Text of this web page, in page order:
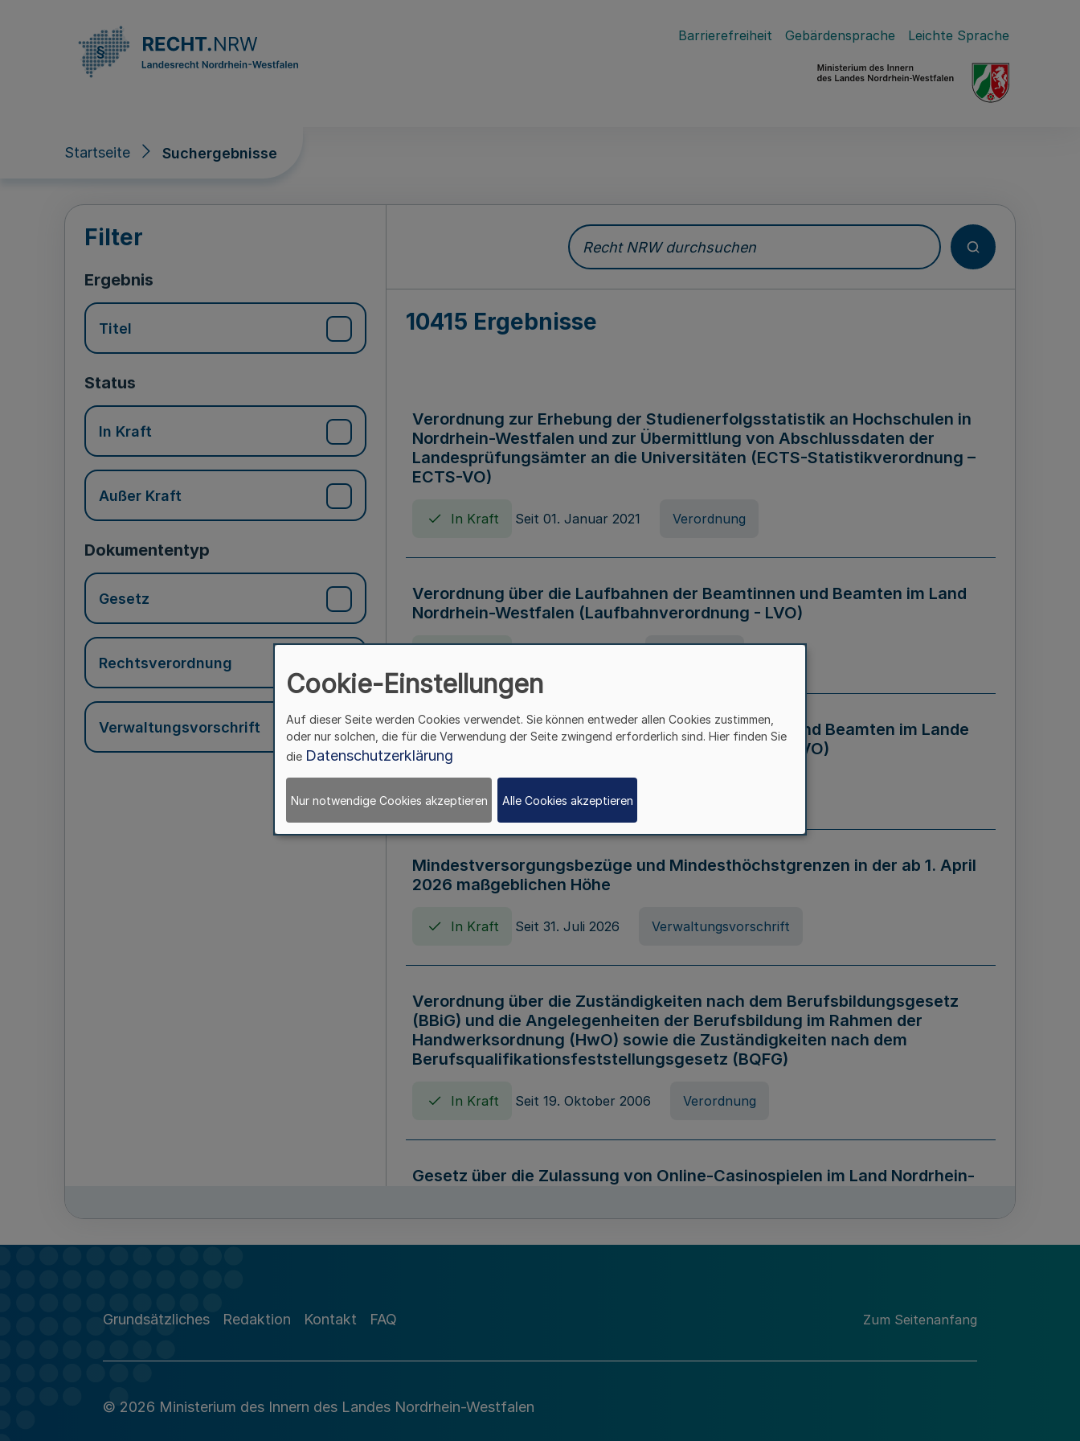
Barrierefreiheit Gebärdensprache Leichte Sprache
Startseite Suchergebnisse
Suchergebnisse
Filter
Ergebnis
Titel
Status
In Kraft
Außer Kraft
Dokumententyp
Gesetz
Rechtsverordnung
Verwaltungsvorschrift
Recht NRW durchsuchen
10415 Ergebnisse
Verordnung zur Erhebung der Studienerfolgsstatistik an Hochschulen in
Nordrhein-Westfalen und zur Übermittlung von Abschlussdaten der
Landesprüfungsämter an die Universitäten (ECTS-Statistikverordnung –
ECTS-VO)
In Kraft Seit 01. Januar 2021 Verordnung
Verordnung über die Laufbahnen der Beamtinnen und Beamten im Land
Nordrhein-Westfalen (Laufbahnverordnung - LVO)
Verordnung über die Arbeitszeit der Beamtinnen und Beamten im Lande
Nordrhein-Westfalen (Arbeitszeitverordnung - AZVO)
Mindestversorgungsbezüge und Mindesthöchstgrenzen in der ab 1. April
2026 maßgeblichen Höhe
In Kraft Seit 31. Juli 2026 Verwaltungsvorschrift
Verordnung über die Zuständigkeiten nach dem Berufsbildungsgesetz
(BBiG) und die Angelegenheiten der Berufsbildung im Rahmen der
Handwerksordnung (HwO) sowie die Zuständigkeiten nach dem
Berufsqualifikationsfeststellungsgesetz (BQFG)
In Kraft Seit 19. Oktober 2006 Verordnung
Gesetz über die Zulassung von Online-Casinospielen im Land Nordrhein-
Gesetz über die Anbietung und Archivierung von Unterlagen sowie über
die Sicherung und Nutzung öffentlichen Archivguts im Lande Nordrhein-
Grundsätzliches Redaktion Kontakt FAQ Zum Seitenanfang
© 2026 Ministerium des Innern des Landes Nordrhein-Westfalen
Cookie-Einstellungen
Auf dieser Seite werden Cookies verwendet. Sie können entweder allen Cookies zustimmen,
oder nur solchen, die für die Verwendung der Seite zwingend erforderlich sind. Hier finden Sie
die Datenschutzerklärung
Nur notwendige Cookies akzeptieren Alle Cookies akzeptieren